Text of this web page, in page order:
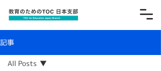
記事
All Posts